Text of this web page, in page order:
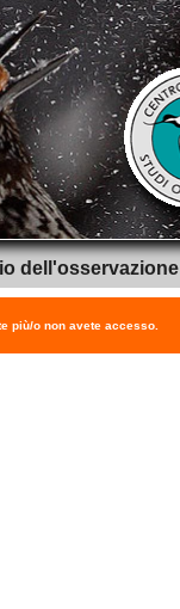
dell'osservazione
più/o non avete accesso.